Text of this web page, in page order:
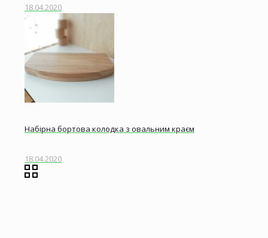
18.04.2020
Набірна бортова колодка з овальним краєм
18.04.2020